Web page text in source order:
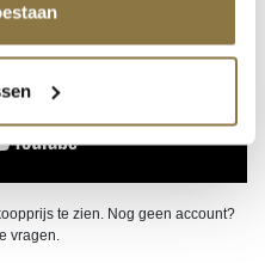
te zien. Nog geen account?
vragen.